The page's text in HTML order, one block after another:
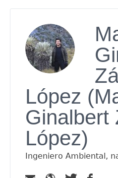
López
Ginalbert
López)
Ingeniero Ambiental,